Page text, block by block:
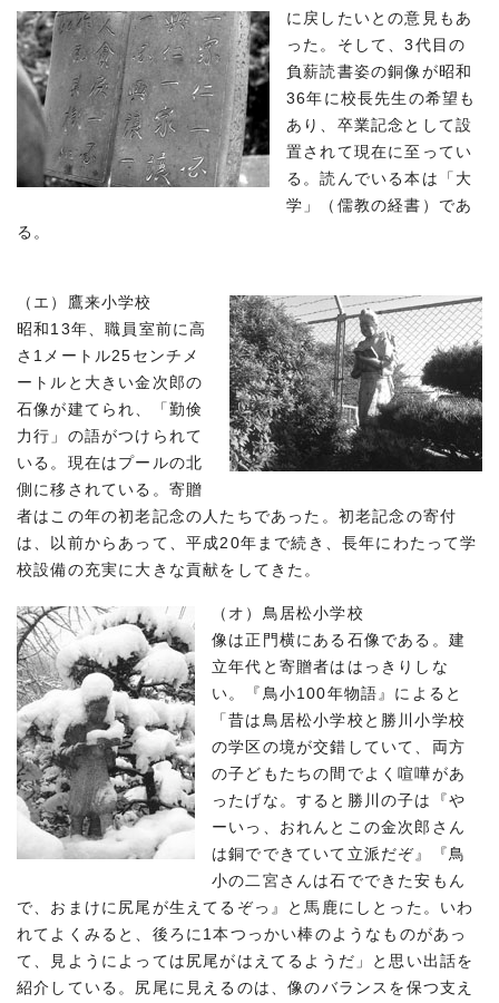
に戻したいとの意見もあ
った。そして、3代目の
負薪読書姿の銅像が昭和
36年に校長先生の希望も
あり、卒業記念として設
置されて現在に至ってい
る。読んでいる本は「大
学」（儒教の経書）であ
る。
（エ）鷹来小学校
昭和13年、職員室前に高
さ1メートル25センチメ
ートルと大きい金次郎の
石像が建てられ、「勤倹
力行」の語がつけられて
いる。現在はプールの北
側に移されている。寄贈
者はこの年の初老記念の人たちであった。初老記念の寄付
は、以前からあって、平成20年まで続き、長年にわたって学
校設備の充実に大きな貢献をしてきた。
（オ）鳥居松小学校
像は正門横にある石像である。建
立年代と寄贈者ははっきりしな
い。『鳥小100年物語』によると
「昔は鳥居松小学校と勝川小学校
の学区の境が交錯していて、両方
の子どもたちの間でよく喧嘩があ
ったげな。すると勝川の子は『や
ーいっ、おれんとこの金次郎さん
は銅でできていて立派だぞ』『鳥
小の二宮さんは石でできた安もん
で、おまけに尻尾が生えてるぞっ』と馬鹿にしとった。いわ
れてよくみると、後ろに1本つっかい棒のようなものがあっ
て、見ようによっては尻尾がはえてるようだ」と思い出話を
紹介している。尻尾に見えるのは、像のバランスを保つ支え